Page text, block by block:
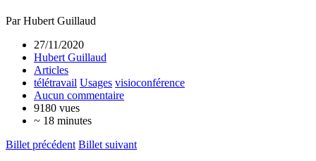
Par Hubert Guillaud
27/11/2020
Hubert Guillaud
Articles
télétravail Usages visioconférence
Aucun commentaire
9180 vues
~ 18 minutes
Billet précédent Billet suivant